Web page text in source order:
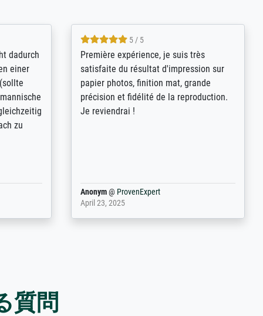
sich
(ein
-
4.8 / 5
Qualité absolument irréprochable.
Extraordinaire diversité des thèmes
abordés et personnalisation des
demandes (recadrage, réajustement des
couleurs). Relation clientèle parfaite.
Anonym@ ProvenExpert
March 31, 2025
質問